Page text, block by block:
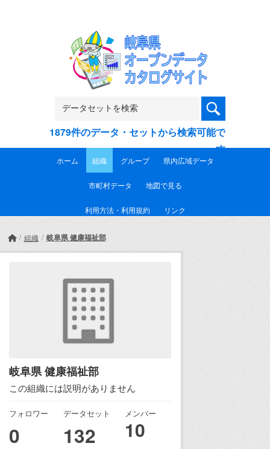
1879件のデータ・セットから検索可能で
す
ホーム 組織 グループ 県内広域データ
市町村データ 地図で見る
利用方法・利用規約 リンク
組織 岐阜県 健康福祉部
岐阜県 健康福祉部
この組織には説明がありません
フォロワー
0
データセット
132
メンバー
10